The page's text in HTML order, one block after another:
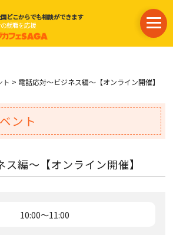
どこからでも相談ができます
就職を応援
ト > 電話応対～ビジネス編～【オンライン開催】
ント
編～【オンライン開催】
10:00～11:00